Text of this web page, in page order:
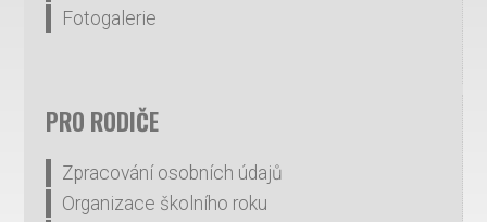
Fotogalerie
PRO RODIČE
Zpracování osobních údajů
Organizace školního roku